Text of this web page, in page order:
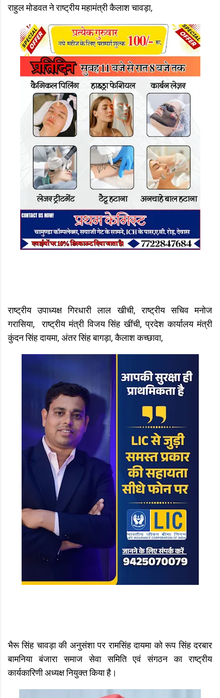
राहुल मोडवत ने राष्ट्रीय महामंत्री कैलाश चावड़ा,
राष्ट्रीय उपाध्यक्ष गिरधारी लाल खीची, राष्ट्रीय सचिव मनोज
गरासिया, राष्ट्रीय मंत्री विजय सिंह खींची, प्रदेश कार्यालय मंत्री
कुंदन सिंह दायमा, अंतर सिंह बागड़ा, कैलाश कच्छावा,
भैरू सिंह चावड़ा की अनुसंशा पर रामसिंह दायमा को रूप सिंह दरबार
बामनिया बंजारा समाज सेवा समिति एवं संगठन का राष्ट्रीय
कार्यकारिणी अध्यक्ष नियुक्त किया है।